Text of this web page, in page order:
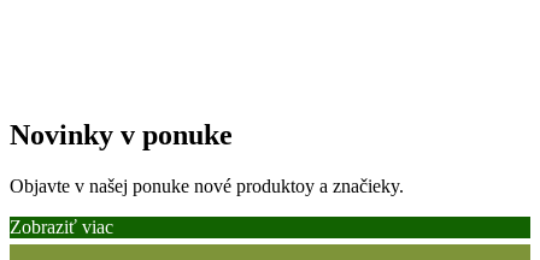
Novinky v ponuke
Objavte v našej ponuke nové produktoy a značieky.
Zobraziť viac